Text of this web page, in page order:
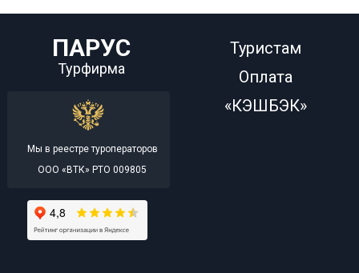
ПАРУС
Турфирма
Мы в реестре туроператоров
ООО «ВТК» РТО 009805
Туристам
Оплата
«КЭШБЭК»